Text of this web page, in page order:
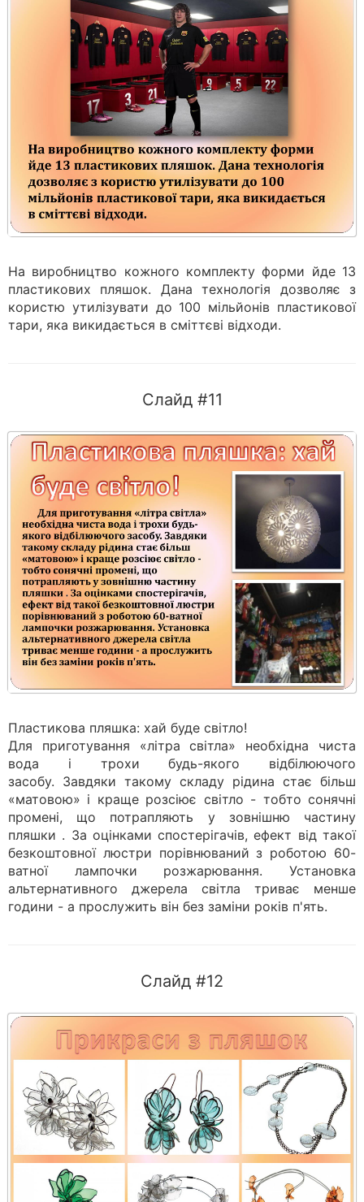
На виробництво кожного комплекту форми йде 13
пластикових пляшок. Дана технологія дозволяє з
користю утилізувати до 100 мільйонів пластикової
тари, яка викидається в сміттєві відходи.
Слайд #11
Пластикова пляшка: хай буде світло!
Для приготування «літра світла» необхідна чиста
вода і трохи будь-якого відбілюючого
засобу. Завдяки такому складу рідина стає більш
«матовою» і краще розсіює світло - тобто сонячні
промені, що потрапляють у зовнішню частину
пляшки . За оцінками спостерігачів, ефект від такої
безкоштовної люстри порівнюваний з роботою 60-
ватної лампочки розжарювання. Установка
альтернативного джерела світла триває менше
години - а прослужить він без заміни років п'ять.
Слайд #12